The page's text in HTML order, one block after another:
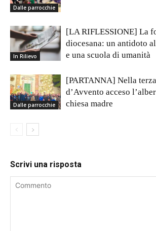
Dalle parrocchie
In Rilievo
[LA RIFLESSIONE] La
diocesana: un antidoto
e una scuola di umanità
Dalle parrocchie
[PARTANNA] Nella
d’Avvento acceso
chiesa madre
Scrivi una risposta